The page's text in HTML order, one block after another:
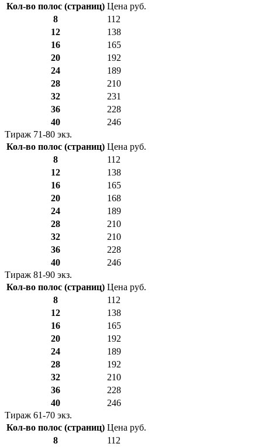
Кол-во полос (страниц) Цена руб.
8
112
12
138
16
165
20
192
24
189
28
210
32
231
36
228
40
246
Тираж 71-80 экз.
Кол-во полос (страниц) Цена руб.
8
112
12
138
16
165
20
168
24
189
28
210
32
210
36
228
40
246
Тираж 81-90 экз.
Кол-во полос (страниц) Цена руб.
8
112
12
138
16
165
20
192
24
189
28
192
32
210
36
228
40
246
Тираж 61-70 экз.
Кол-во полос (страниц) Цена руб.
8
112